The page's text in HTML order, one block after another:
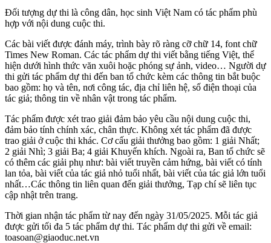
Đối tượng dự thi là công dân, học sinh Việt Nam có tác phẩm phù
hợp với nội dung cuộc thi.
Các bài viết được đánh máy, trình bày rõ ràng cỡ chữ 14, font chữ
Times New Roman. Các tác phẩm dự thi viết bằng tiếng Việt, thể
hiện dưới hình thức văn xuôi hoặc phóng sự ảnh, video… Người dự
thi gửi tác phẩm dự thi đến ban tổ chức kèm các thông tin bắt buộc
bao gồm: họ và tên, nơi công tác, địa chỉ liên hệ, số điện thoại của
tác giả; thông tin về nhân vật trong tác phẩm.
Tác phẩm được xét trao giải đảm bảo yêu cầu nội dung cuộc thi,
đảm bảo tính chính xác, chân thực. Không xét tác phẩm đã được
trao giải ở cuộc thi khác. Cơ cấu giải thưởng bao gồm: 1 giải Nhất;
2 giải Nhì; 3 giải Ba; 4 giải Khuyến khích. Ngoài ra, Ban tổ chức sẽ
có thêm các giải phụ như: bài viết truyền cảm hứng, bài viết có tính
lan tỏa, bài viết của tác giả nhỏ tuổi nhất, bài viết của tác giả lớn tuổi
nhất…Các thông tin liên quan đến giải thưởng, Tạp chí sẽ liên tục
cập nhật trên trang.
Thời gian nhận tác phẩm từ nay đến ngày 31/05/2025. Mỗi tác giả
được gửi tối đa 5 tác phẩm dự thi. Tác phẩm dự thi gửi về email:
toasoan@giaoduc.net.vn